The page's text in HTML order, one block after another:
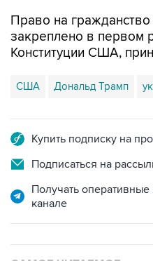
Право на
закреплено в первом
Конституции США,
США Дональд Трамп
Купить подписку на
Подписаться на
Получать
канале